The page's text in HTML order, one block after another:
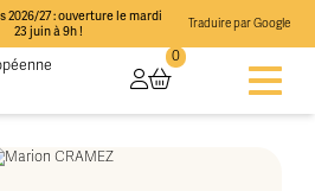
2026/27 : ouverture le mardi
23 juin à 9h !
Traduire par Google
0